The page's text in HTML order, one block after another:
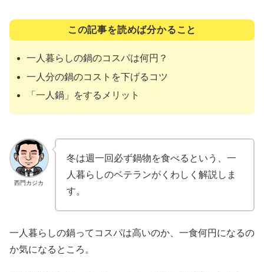
この記事を読めば分かること
一人暮らしの鍋のコスパは何円？
一人分の鍋のコストを下げるコツ
「一人鍋」をするメリット
西門カジカ
冬は週一回必ず鍋物を食べるという、一
人暮らしのベテランがくわしく解説しま
す。
一人暮らしの鍋ってコスパは高いのか、一食何円になるの
か気になるところ。